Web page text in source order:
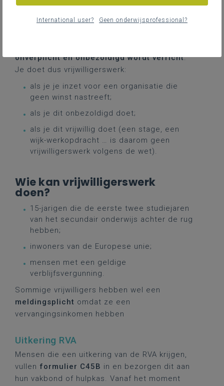
Wat is vrijwilligerswerk?
onverplicht en onbezoldigd wordt verricht.
Je doet dus vrijwilligerswerk:
als je je inzet voor een organisatie die
geen winst nastreeft;
als je dit onbezoldigd doet;
als je dit vrijwillig doet (een stage, een
wijk-werkopdracht … is daarom geen
vrijwilligerswerk volgens de wet).
Wie kan vrijwilligerswerk
doen?
15-jarigen die de eerste twee studiejaren
van het secundair onderwijs achter de rug
hebben;
inwoners van de Europese unie;
mensen met een geldige
verblijfsvergunning.
Sommige vrijwilligers hebben wel een
meldingsplicht omdat ze een
vervangingsinkomen hebben
Uitkering RVA
Mensen die een uitkering van de RVA krijgen,
vullen formulier C45B in en bezorgen dit aan
hun vakbond of hulpkas. Vanaf het moment
International user? Geen onderwijsprofessional?